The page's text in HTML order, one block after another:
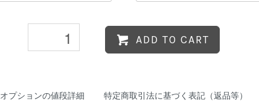
ADD TO CART
オプションの値段詳細 特定商取引法に基づく表記（返品等）